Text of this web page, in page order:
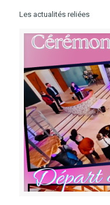
Les actualités reliées